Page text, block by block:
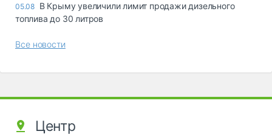
05.08 В Крыму увеличили лимит продажи дизельного
топлива до 30 литров
Все новости
Центр